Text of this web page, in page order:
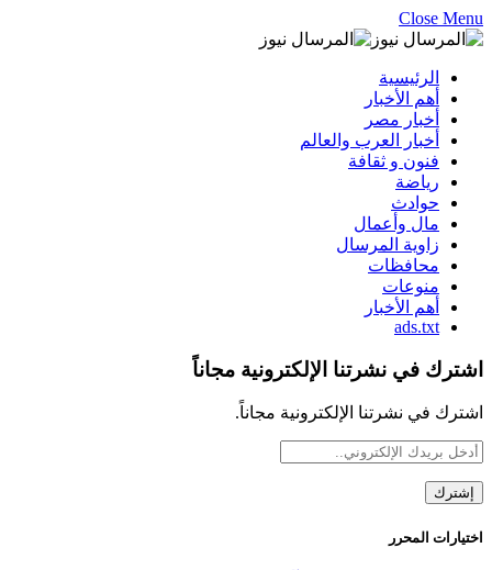
Close Menu
الرئيسية
أهم الأخبار
أخبار مصر
أخبار العرب والعالم
فنون و ثقافة
رياضة
حوادث
مال وأعمال
زاوية المرسال
محافظات
منوعات
أهم الأخبار
ads.txt
اشترك في نشرتنا الإلكترونية مجاناً
اشترك في نشرتنا الإلكترونية مجاناً.
اختيارات المحرر